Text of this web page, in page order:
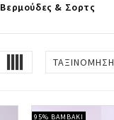
Βερμούδες & Σορτς
ΤΑΞΙΝΟΜΗΣΗ
95% ΒΑΜΒΑΚΙ